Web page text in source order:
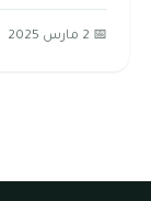
📅 2 مارس 2025